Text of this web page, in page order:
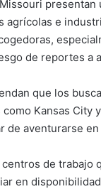
agrícolas e
de reportes a
que los
Kansas City
de aventurarse
de
en